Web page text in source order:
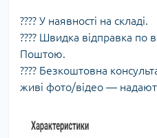
???? У наявності на складі.
???? Швидка відправка по
Поштою.
???? Безкоштовна
живі фото/відео —